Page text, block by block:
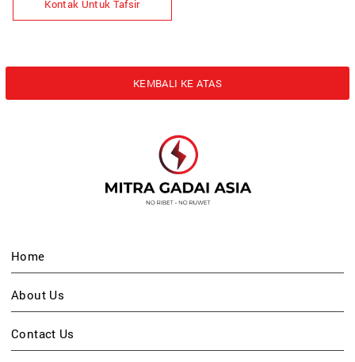
Kontak Untuk Tafsir
KEMBALI KE ATAS
Home
About Us
Contact Us